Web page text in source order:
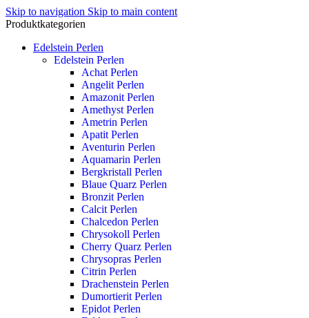
Skip to navigation Skip to main content
Produktkategorien
Edelstein Perlen
Edelstein Perlen
Achat Perlen
Angelit Perlen
Amazonit Perlen
Amethyst Perlen
Ametrin Perlen
Apatit Perlen
Aventurin Perlen
Aquamarin Perlen
Bergkristall Perlen
Blaue Quarz Perlen
Bronzit Perlen
Calcit Perlen
Chalcedon Perlen
Chrysokoll Perlen
Cherry Quarz Perlen
Chrysopras Perlen
Citrin Perlen
Drachenstein Perlen
Dumortierit Perlen
Epidot Perlen